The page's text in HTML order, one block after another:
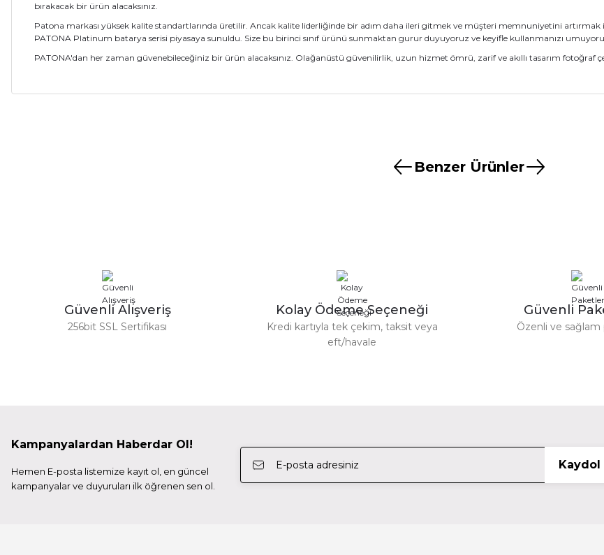
bırakacak bir ürün alacaksınız.
Patona markası yüksek kalite standartlarında üretilir. Ancak kalite liderliğinde bir adım daha ileri gitmek ve müşteri memnuniyetini
PATONA Platinum batarya serisi piyasaya sunuldu. Size bu birinci sınıf ürünü sunmaktan gurur duyuyoruz ve keyifle kullanmanızı
PATONA'dan her zaman güvenebileceğiniz bir ürün alacaksınız. Olağanüstü güvenilirlik, uzun hizmet ömrü, zarif ve akıllı tasarım
M... N... | 02/01/2026
Deneyimini Paylaş
Benzer Ürünler
34.500,00 TL 36.989,98 TL
Patona
Patona 13245 Protect Batarya Sony NP-F550 3500mAh 7.2V
Patona
Patona 1525 Şarj Plate Np-Fm50 8.4V
Güvenli Alışveriş
256bit SSL Sertifikası
Kolay Ödeme Seçeneği
Kredi kartıyla tek çekim, taksit veya
eft/havale
Güvenli
Özenli ve
Kampanyalardan Haberdar Ol!
Hemen E-posta listemize kayıt ol, en güncel
kampanyalar ve duyuruları ilk öğrenen sen ol.
Kaydol